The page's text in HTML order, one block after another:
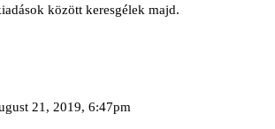
között keresgélek majd.
21, 2019, 6:47pm